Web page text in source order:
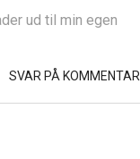
ud til min egen
SVAR PÅ KOMMENTAR